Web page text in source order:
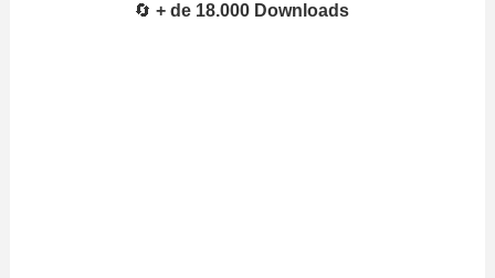
🔄+ de 18.000 Downloads